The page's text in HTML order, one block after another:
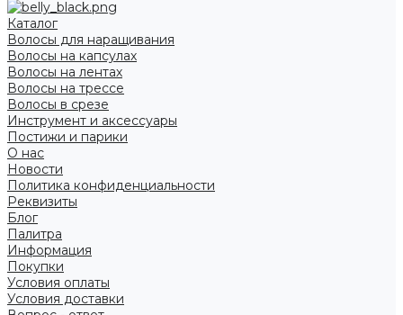
Каталог
Волосы для наращивания
Волосы на капсулах
Волосы на лентах
Волосы на трессе
Волосы в срезе
Инструмент и аксессуары
Постижи и парики
О нас
Новости
Политика конфиденциальности
Реквизиты
Блог
Палитра
Информация
Покупки
Условия оплаты
Условия доставки